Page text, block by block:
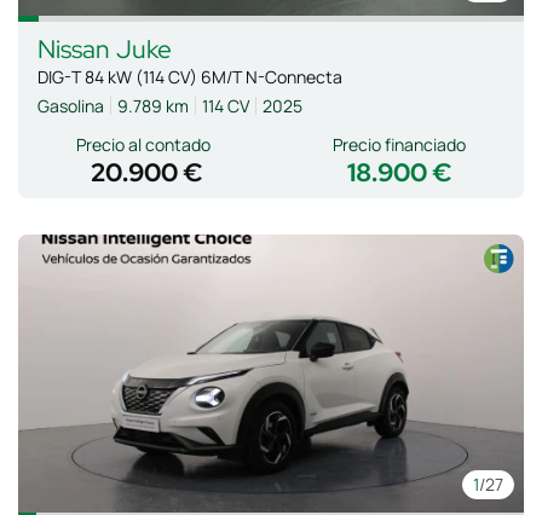
Nissan Juke
DIG-T 84 kW (114 CV) 6M/T N-Connecta
Gasolina
9.789 km 114 CV 2025
Precio al contado
20.900 € 18.900 €
Precio financiado
1/27